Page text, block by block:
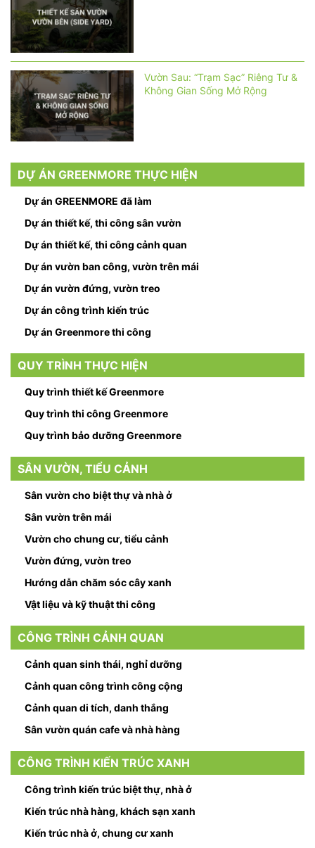
Vườn Sau: “Trạm Sạc” Riêng Tư &
Không Gian Sống Mở Rộng
DỰ ÁN GREENMORE THỰC HIỆN
Dự án GREENMORE đã làm
Dự án thiết kế, thi công sân vườn
Dự án thiết kế, thi công cảnh quan
Dự án vườn ban công, vườn trên mái
Dự án vườn đứng, vườn treo
Dự án công trình kiến trúc
Dự án Greenmore thi công
QUY TRÌNH THỰC HIỆN
Quy trình thiết kế Greenmore
Quy trình thi công Greenmore
Quy trình bảo dưỡng Greenmore
SÂN VƯỜN, TIỂU CẢNH
Sân vườn cho biệt thự và nhà ở
Sân vườn trên mái
Vườn cho chung cư, tiểu cảnh
Vườn đứng, vườn treo
Hướng dẫn chăm sóc cây xanh
Vật liệu và kỹ thuật thi công
CÔNG TRÌNH CẢNH QUAN
Cảnh quan sinh thái, nghỉ dưỡng
Cảnh quan công trình công cộng
Cảnh quan di tích, danh thắng
Sân vườn quán cafe và nhà hàng
CÔNG TRÌNH KIẾN TRÚC XANH
Công trình kiến trúc biệt thự, nhà ở
Kiến trúc nhà hàng, khách sạn xanh
Kiến trúc nhà ở, chung cư xanh